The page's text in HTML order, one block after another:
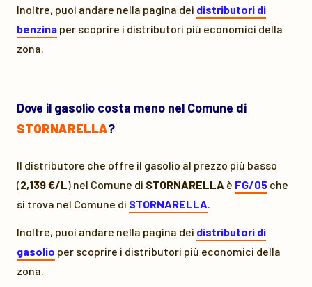
Inoltre, puoi andare nella pagina dei distributori di
benzina per scoprire i distributori più economici della
zona.
Dove il gasolio costa meno nel Comune di
STORNARELLA?
Il distributore che offre il gasolio al prezzo più basso
(2,139 €/L) nel Comune di STORNARELLA è FG/05 che
si trova nel Comune di STORNARELLA.
Inoltre, puoi andare nella pagina dei distributori di
gasolio per scoprire i distributori più economici della
zona.